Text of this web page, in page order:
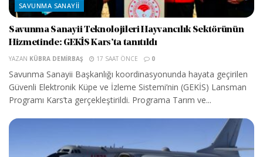
SAVUNMA SANAYII
Savunma Sanayii Teknolojileri Hayvancılık Sektörünün
Hizmetinde: GEKİS Kars’ta tanıtıldı
YAZAN KÜBRA DEMIRBAŞ 17 SAAT ÖNCE 0
Savunma Sanayii Başkanlığı koordinasyonunda hayata geçirilen
Güvenli Elektronik Küpe ve İzleme Sistemi’nin (GEKİS) Lansman
Programı Kars’ta gerçekleştirildi. Programa Tarım ve...